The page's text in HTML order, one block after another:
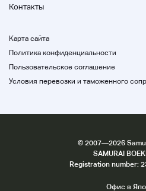
Контакты
Карта сайта
Политика конфиденциальности
Пользовательское соглашение
Условия перевозки и таможенного
© 2007—2026
SAMURAI
Registration number:
Офис в